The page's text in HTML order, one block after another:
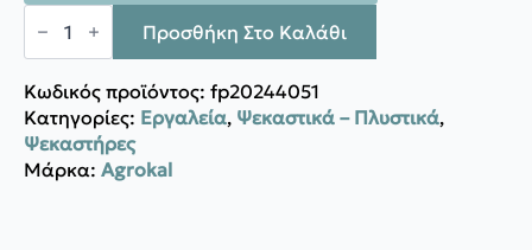
Agrokal
ΨΕΚΑΣΤΙΚΟ
ΜΠΑΤΑΡΙΑΣ
Προσθήκη Στο Καλάθι
Κωδικός προϊόντος: fp20244051
Κατηγορίες: Εργαλεία, Ψεκαστικά – Πλυστικά,
Ψεκαστήρες
Μάρκα: Agrokal